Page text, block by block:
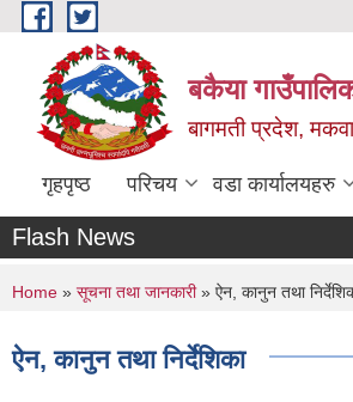
Skip to main content
बकैया
बागमती प्रदेश,
गृहपृष्ठ परिचय वडा कार्यालयहरु
Flash News
You are here
Home » सूचना तथा जानकारी» ऐन, कानुन तथा
ऐन, कानुन तथा निर्देशिका